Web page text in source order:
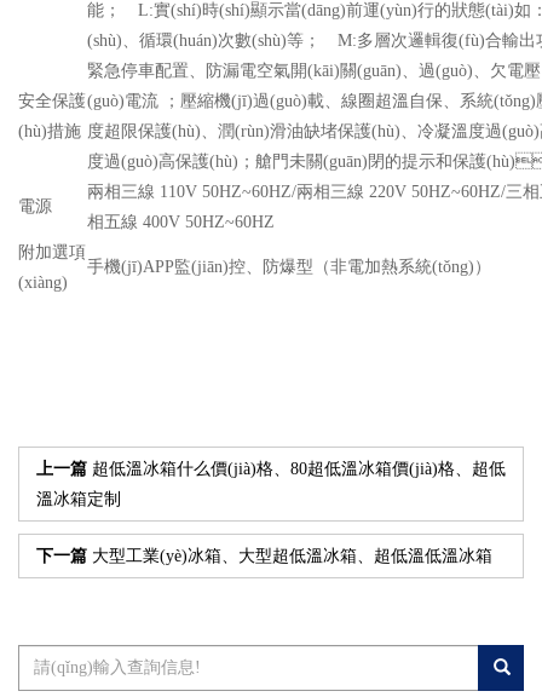
能； L:實(shí)時(shí)顯示當(dāng)前運(yùn)行的狀態(tài)如
(shù)、循環(huán)次數(shù)等； M:多層次邏輯復(fù)合
安全保護
(hù)措施
緊急停車配置、防漏電空氣開(kāi)關(guān)、過(guò)、欠電
(guò)電流 ；壓縮機(jī)過(guò)載、線圈超溫自保、系統
度超限保護(hù)、潤(rùn)滑油缺堵保護(hù)、冷凝溫度過
度過(guò)高保護(hù)；艙門未關(guān)閉的提示和保護
電源
兩相三線 110V 50HZ~60HZ/兩相三線 220V 50HZ~60HZ/三
相五線 400V 50HZ~60HZ
附加選項
(xiàng)
手機(jī)APP監(jiān)控、防爆型（非電加熱系統(tǒng)）
上一篇 超低溫冰箱什么價(jià)格、80超低溫冰箱價(jià)格、超低
溫冰箱定制
下一篇 大型工業(yè)冰箱、大型超低溫冰箱、超低溫低溫冰箱